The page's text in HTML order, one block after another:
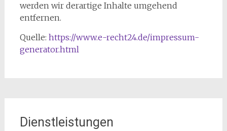
werden wir derartige Inhalte umgehend
entfernen.
Quelle: https://www.e-recht24.de/impressum-
generator.html
Dienstleistungen